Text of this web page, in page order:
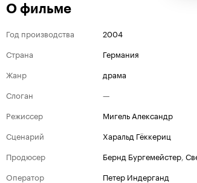
О фильме
Год производства
2004
Страна
Германия
Жанр
драма
Слоган
—
Режиссер
Мигель Александр
Сценарий
Харальд Гёккериц
Продюсер
Бернд Бургемейстер,
Оператор
Петер Индерганд